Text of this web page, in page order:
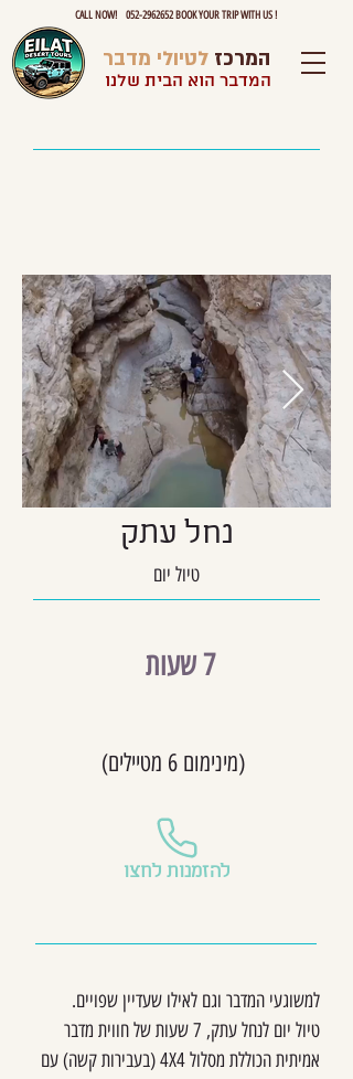
CALL NOW! 052-2962652 BOOK YOUR TRIP WITH US !
המרכזלטיולי מדבר
המדבר הוא הבית שלנו
נחל עתק
טיול יום
7 שעות
(מינימום 6 מטיילים)
להזמנות לחצו
למשוגעי המדבר וגם לאילו שעדיין שפויים.
טיול יום לנחל עתק, 7 שעות של חווית מדבר
אמיתית הכוללת מסלול 4X4 (בעבירות קשה) עם